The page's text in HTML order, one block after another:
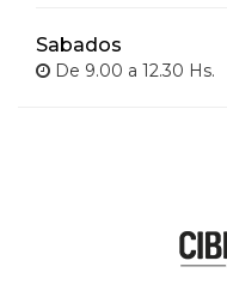
Sabados
De 9.00 a 12.30 Hs.